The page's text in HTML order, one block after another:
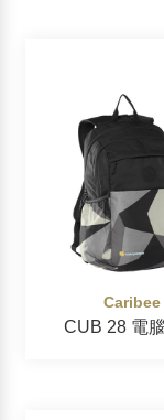
Caribee
CUB 28 電